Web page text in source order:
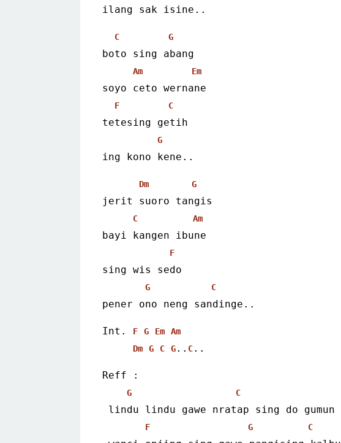
ilang sak isine..
C G
boto sing abang
Am Em
soyo ceto wernane
F C
tetesing getih
G
ing kono kene..
Dm G
jerit suoro tangis
C Am
bayi kangen ibune
F
sing wis sedo
G C
pener ono neng sandinge..
Int. F G Em
Am
Dm
G C G.. C..
Reff :
G C
lindu lindu gawe nratap sing do gumun
F G C